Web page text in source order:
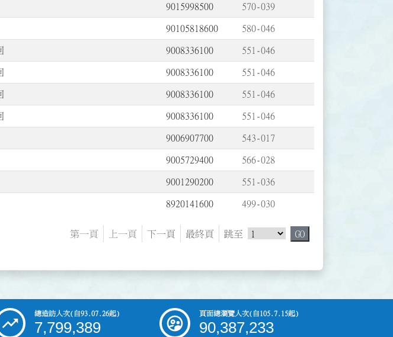
9015998500 570-039
90105818600 580-046
9008336100 551-046
9008336100 551-046
9008336100 551-046
9008336100 551-046
9006907700 543-017
9005729400 566-028
9001290200 551-036
8920141600 499-030
第一頁 上一頁 下一頁 最終頁 跳至 跳頁選單 GO
總造訪人次(自93.07.26起)
7,799,389
頁面總瀏覽人次(自105.7.15起)
90,387,233